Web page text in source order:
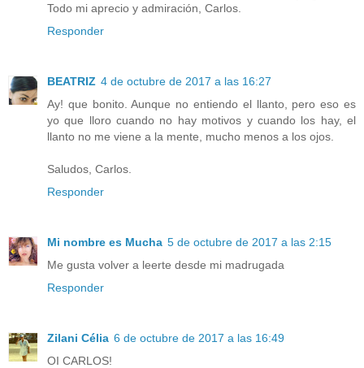
Todo mi aprecio y admiración, Carlos.
Responder
BEATRIZ 4 de octubre de 2017 a las 16:27
Ay! que bonito. Aunque no entiendo el llanto, pero eso es
yo que lloro cuando no hay motivos y cuando los hay, el
llanto no me viene a la mente, mucho menos a los ojos.
Saludos, Carlos.
Responder
Mi nombre es Mucha 5 de octubre de 2017 a las 2:15
Me gusta volver a leerte desde mi madrugada
Responder
Zilani Célia 6 de octubre de 2017 a las 16:49
OI CARLOS!